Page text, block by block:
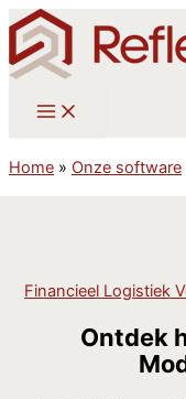
Ga
naar
de
inhoud
Home » Onze software
FinancieelLogistiek
Ontdek